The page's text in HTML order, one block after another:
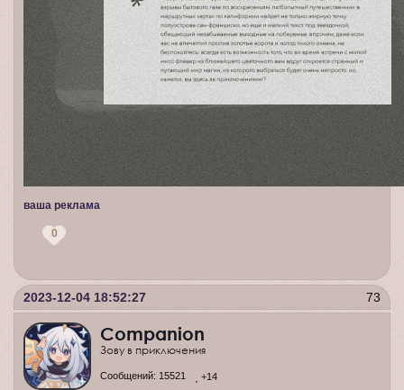
ваша реклама
0
73
2023-12-04 18:52:27
Companion
Зову в приключения
Сообщений: 15521 +14